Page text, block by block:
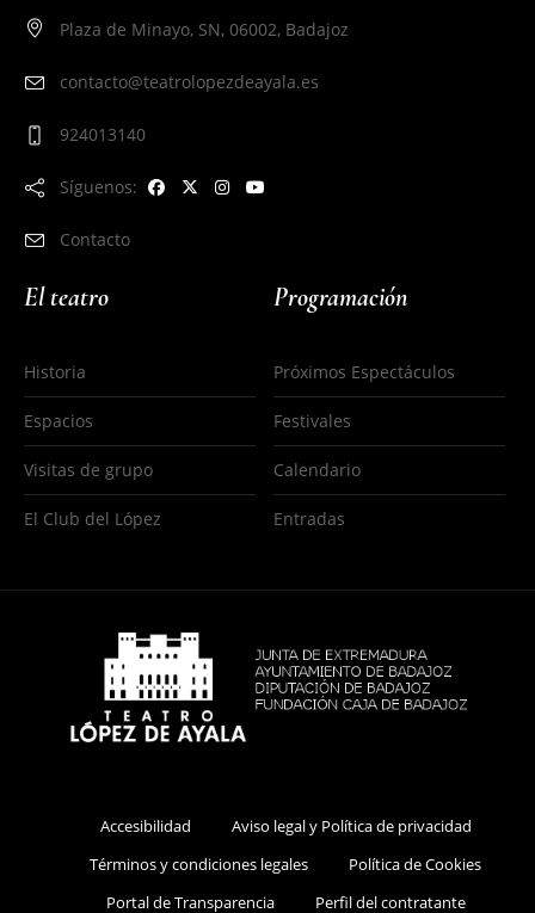
Plaza de Minayo, SN, 06002, Badajoz
contacto@teatrolopezdeayala.es
924013140
Síguenos:
Contacto
El teatro
Historia
Espacios
Visitas de grupo
El Club del López
Programación
Próximos Espectáculos
Festivales
Calendario
Entradas
Accesibilidad
Aviso legal y Política de privacidad
Términos y condiciones legales
Política de Cookies
Portal de Transparencia
Perfil del contratante